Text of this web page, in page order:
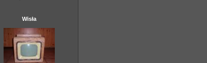
Wisła